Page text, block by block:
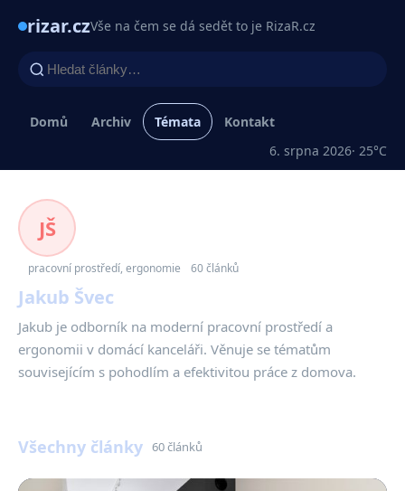
rizar.czVše na čem se dá sedět to je RizaR.cz
Domů Archiv Témata
Kontakt
6. srpna 2026· 25°C
JŠ
pracovní prostředí, ergonomie 60 článků
Jakub Švec
Jakub je odborník na moderní pracovní prostředí a
ergonomii v domácí kanceláři. Věnuje se tématům
souvisejícím s pohodlím a efektivitou práce z domova.
Všechny články 60 článků